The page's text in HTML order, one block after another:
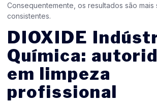
Consequentemente, os resultados são mais
consistentes.
DIOXIDE
Química:
em limpeza
profissional